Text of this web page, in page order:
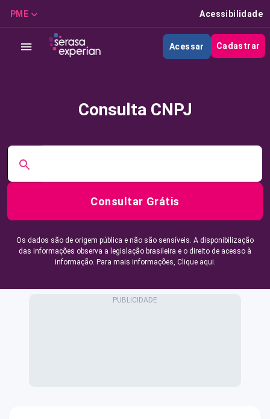
PME Acessibilidade
Acessar Cadastrar
Consulta CNPJ
Consultar Grátis
Os dados são de origem pública e não são sensíveis. A disponibilização
das informações observa a legislação brasileira e o direito de acesso à
informação. Para mais informações, Clique aqui.